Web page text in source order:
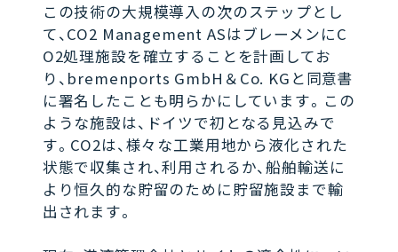
この技術の大規模導入の次のステップとし
て、CO2 Management ASはブレーメンにC
O2処理施設を確立することを計画してお
り、bremenports GmbH＆Co. KGと同意書
に署名したことも明らかにしています。この
ような施設は、ドイツで初となる見込みで
す。CO2は、様々な工業用地から液化された
状態で収集され、利用されるか、船舶輸送に
より恒久的な貯留のために貯留施設まで輸
出されます。